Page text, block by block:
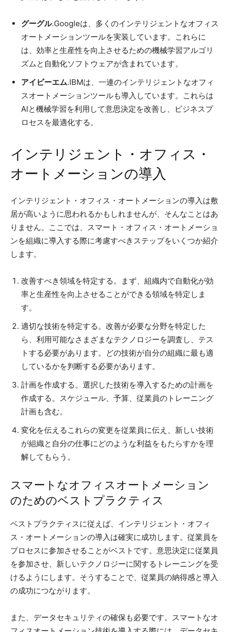
グーグル.Googleは、多くのインテリジェントなオフィス
オートメーションツールを実装しています。これらに
は、効率と生産性を向上させるための機械学習アルゴリ
ズムと自動化ソフトウェアが含まれています。
アイビーエム.IBMは、一連のインテリジェントなオフィ
スオートメーションツールも導入しています。これらは
AIと機械学習を利用して意思決定を改善し、ビジネスプ
ロセスを最適化する。
インテリジェント・オフィス・
オートメーションの導入
インテリジェント・オフィス・オートメーションの導入は敷
居が高いように思われるかもしれませんが、そんなことはあ
りません。ここでは、スマート・オフィス・オートメーショ
ンを組織に導入する際に考慮すべきステップをいくつか紹介
します。
改善すべき領域を特定する。まず、組織内で自動化が効
率と生産性を向上させることができる領域を特定しま
す。
適切な技術を特定する。改善が必要な分野を特定した
ら、利用可能なさまざまなテクノロジーを調査し、テス
トする必要があります。どの技術が自分の組織に最も適
しているかを判断する必要があります。
計画を作成する。選択した技術を導入するための計画を
作成する。スケジュール、予算、従業員のトレーニング
計画も含む。
変化を伝えるこれらの変更を従業員に伝え、新しい技術
が組織と自分の仕事にどのような利益をもたらすかを理
解してもらう。
スマートなオフィスオートメーション
のためのベストプラクティス
ベストプラクティスに従えば、インテリジェント・オフィ
ス・オートメーションの導入は確実に成功します。従業員を
プロセスに参加させることがベストです。意思決定に従業員
を参加させ、新しいテクノロジーに関するトレーニングを受
けるようにします。そうすることで、従業員の納得感と導入
の成功につながります。
また、データセキュリティの確保も必要です。スマートなオ